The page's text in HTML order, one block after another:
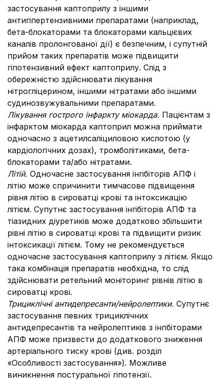
застосування каптоприлу з іншими
антигіпертензивними препаратами (наприклад,
бета-блокаторами та блокаторами кальцієвих
каналів пролонгованої дії) є безпечним, і супутній
прийом таких препаратів може підвищити
гіпотензивний ефект каптоприлу. Слід з
обережністю здійснювати лікування
нітрогліцерином, іншими нітратами або іншими
судинозвужувальними препаратами.
Лікування гострого інфаркту міокарда. Пацієнтам з
інфарктом міокарда каптоприл можна приймати
одночасно з ацетилсаліциловою кислотою (у
кардіологічних дозах), тромболітиками, бета-
блокаторами та/або нітратами.
Літій. Одночасне застосування інгібіторів АПФ і
літію може спричинити тимчасове підвищення
рівня літію в сироватці крові та інтоксикацію
літієм. Супутнє застосування інгібіторів АПФ та
тіазидних діуретиків може додатково збільшити
рівні літію в сироватці крові та підвищити ризик
інтоксикації літієм. Тому не рекомендується
одночасне застосування каптоприлу з літієм. Якщо
така комбінація препаратів необхідна, то слід
здійснювати ретельний моніторинг рівнів літію в
сироватці крові.
Трициклічні антидепресанти/нейролептики. Супутнє
застосування певних трициклічних
антидепресантів та нейролептиків з інгібіторами
АПФ може призвести до додаткового зниження
артеріального тиску крові (див. розділ
«Особливості застосування»). Можливе
виникнення постуральної гіпотензії.